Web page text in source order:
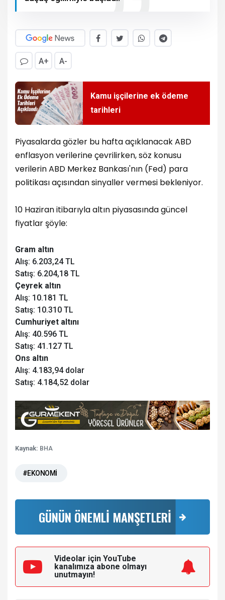
A+ A-
Kamu işçilerine ek ödeme
tarihleri
Piyasalarda gözler bu hafta açıklanacak ABD
enflasyon verilerine çevrilirken, söz konusu
verilerin ABD Merkez Bankası'nın (Fed) para
politikası açısından sinyaller vermesi bekleniyor.
10 Haziran itibarıyla altın piyasasında güncel
fiyatlar şöyle:
Gram altın
Alış: 6.203,24 TL
Satış: 6.204,18 TL
Çeyrek altın
Alış: 10.181 TL
Satış: 10.310 TL
Cumhuriyet altını
Alış: 40.596 TL
Satış: 41.127 TL
Ons altın
Alış: 4.183,94 dolar
Satış: 4.184,52 dolar
Kaynak: BHA
#EKONOMİ
GÜNÜN ÖNEMLİ MANŞETLERİ
Videolar için YouTube
kanalımıza abone olmayı
unutmayın!